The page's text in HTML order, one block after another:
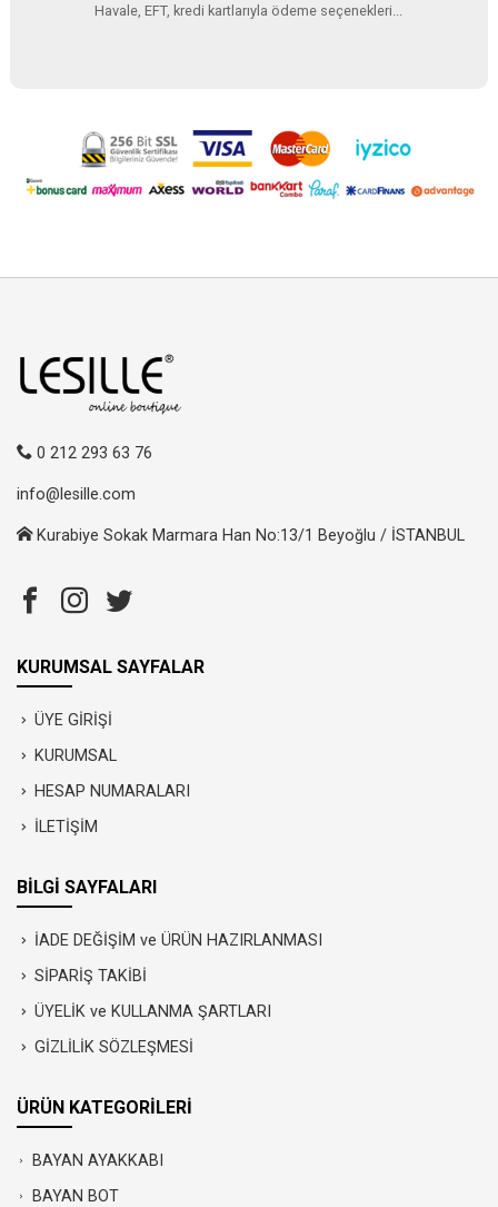
Havale, EFT, kredi kartlarıyla ödeme seçenekleri...
0 212 293 63 76
info@lesille.com
Kurabiye Sokak Marmara Han No:13/1 Beyoğlu / İSTANBUL
KURUMSAL SAYFALAR
ÜYE GİRİŞİ
KURUMSAL
HESAP NUMARALARI
İLETİŞİM
BİLGİ SAYFALARI
İADE DEĞİŞİM ve ÜRÜN HAZIRLANMASI
SİPARİŞ TAKİBİ
ÜYELİK ve KULLANMA ŞARTLARI
GİZLİLİK SÖZLEŞMESİ
ÜRÜN KATEGORİLERİ
BAYAN AYAKKABI
BAYAN BOT